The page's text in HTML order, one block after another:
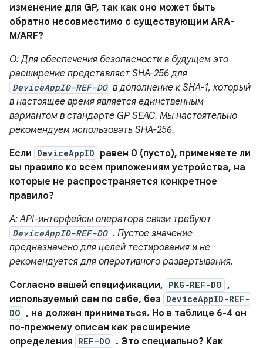
изменение для GP, так как оно может быть
обратно несовместимо с существующим ARA-
M/ARF?
О: Для обеспечения безопасности в будущем это
расширение представляет SHA-256 для
DeviceAppID-REF-DO в дополнение к SHA-1, который
в настоящее время является единственным
вариантом в стандарте GP SEAC. Мы настоятельно
рекомендуем использовать SHA-256.
Если DeviceAppID равен 0 (пусто), применяете ли
вы правило ко всем приложениям устройства, на
которые не распространяется конкретное
правило?
A: API-интерфейсы оператора связи требуют
DeviceAppID-REF-DO . Пустое значение
предназначено для целей тестирования и не
рекомендуется для оперативного развертывания.
Согласно вашей спецификации, PKG-REF-DO ,
используемый сам по себе, без DeviceAppID-REF-
DO , не должен приниматься. Но в таблице 6-4 он
по-прежнему описан как расширение
определения REF-DO . Это специально? Как